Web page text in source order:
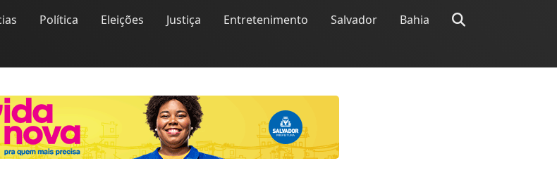
Política Eleições Justiça Entretenimento Salvador Bahia